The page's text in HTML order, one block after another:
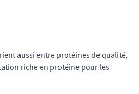
aussi entre protéines de qualité,
riche en protéine pour les